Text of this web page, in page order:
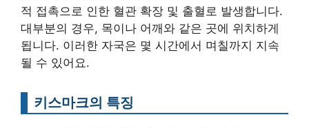
적 접촉으로 인한 혈관 확장 및 출혈로 발생합니다.
대부분의 경우, 목이나 어깨와 같은 곳에 위치하게
됩니다. 이러한 자국은 몇 시간에서 며칠까지 지속
될 수 있어요.
키스마크의 특징